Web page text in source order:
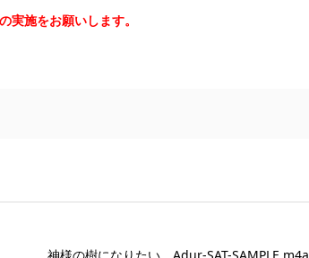
実施をお願いします。